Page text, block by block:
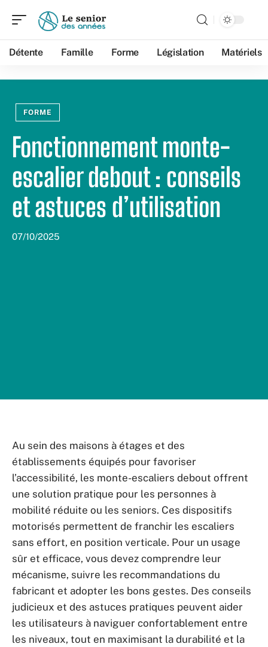
Détente Famille Forme Législation Matériels
FORME
Fonctionnement monte-
escalier debout : conseils
et astuces d’utilisation
07/10/2025
Au sein des maisons à étages et des
établissements équipés pour favoriser
l’accessibilité, les monte-escaliers debout offrent
une solution pratique pour les personnes à
mobilité réduite ou les seniors. Ces dispositifs
motorisés permettent de franchir les escaliers
sans effort, en position verticale. Pour un usage
sûr et efficace, vous devez comprendre leur
mécanisme, suivre les recommandations du
fabricant et adopter les bons gestes. Des conseils
judicieux et des astuces pratiques peuvent aider
les utilisateurs à naviguer confortablement entre
les niveaux, tout en maximisant la durabilité et la